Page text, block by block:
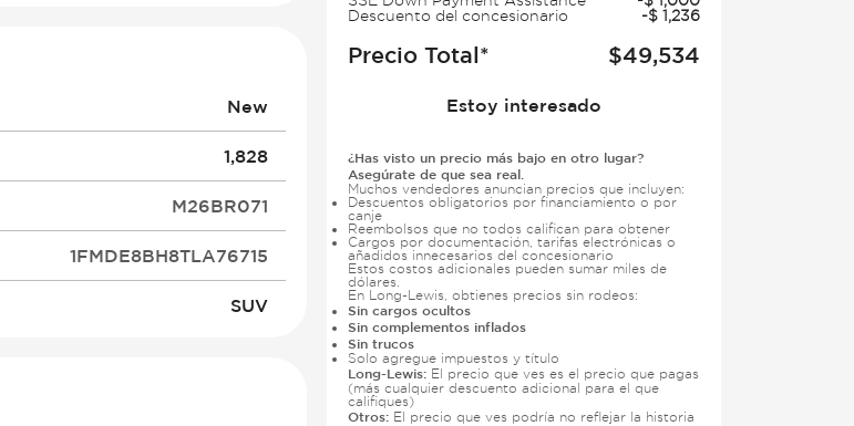
Descuento del concesionario
-$ 1,236
Precio Total* $49,534
Estoy interesado
¿Has visto un precio más bajo en otro lugar?
Asegúrate de que sea real.
Muchos vendedores anuncian precios que incluyen:
Descuentos obligatorios por financiamiento o por
canje
Reembolsos que no todos califican para obtener
Cargos por documentación, tarifas electrónicas o
añadidos innecesarios del concesionario
Estos costos adicionales pueden sumar miles de
dólares.
En Long-Lewis, obtienes precios sin rodeos:
Sin cargos ocultos
Sin complementos inflados
Sin trucos
Solo agregue impuestos y título
Long-Lewis: El precio que ves es el precio que pagas
(más cualquier descuento adicional para el que
califiques)
Otros: El precio que ves podría no reflejar la historia
New
1,828
M26BR071
1FMDE8BH8TLA76715
SUV